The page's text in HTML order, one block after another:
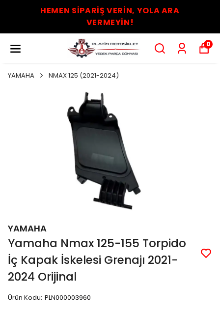
HEMEN SİPARİŞ VERİN, YOLA ARA
VERMEYİN!
0
YAMAHA NMAX 125 (2021-2024)
YAMAHA
Yamaha Nmax 125-155 Torpido
İç Kapak İskelesi Grenajı 2021-
2024 Orijinal
Ürün Kodu: PLN000003960